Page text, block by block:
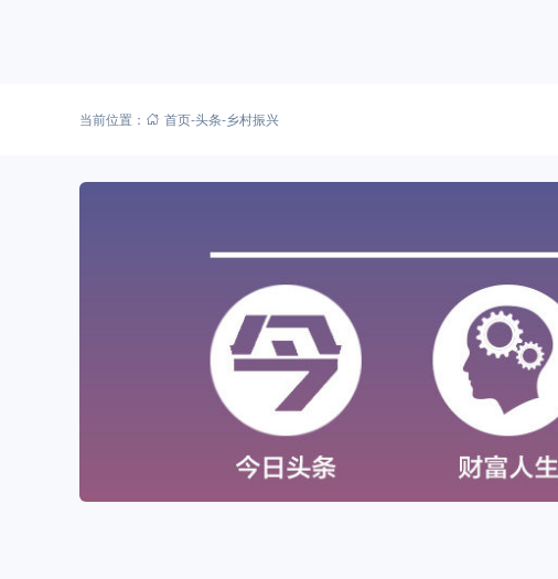
当前位置： 首页-头条-乡村振兴